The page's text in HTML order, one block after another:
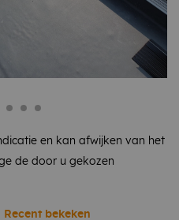
en kan afwijken van het
de door u gekozen
Recent bekeken